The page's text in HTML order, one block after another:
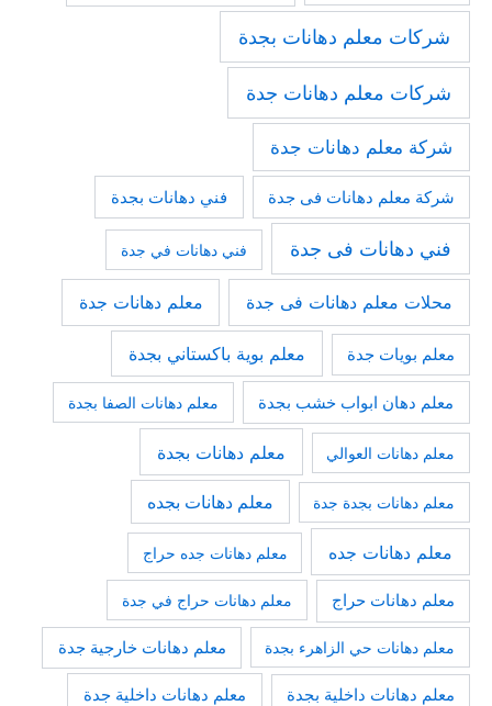
شركات معلم دهانات بجدة
شركات معلم دهانات جدة
شركة معلم دهانات جدة
شركة معلم دهانات فى جدة فني دهانات بجدة
فني دهانات فى جدة فني دهانات في جدة
محلات معلم دهانات فى جدة معلم دهانات جدة
معلم بويات جدة معلم بوية باكستاني بجدة
معلم دهان ابواب خشب بجدة معلم دهانات الصفا بجدة
معلم دهانات العوالي معلم دهانات بجدة
معلم دهانات بجدة جدة معلم دهانات بجده
معلم دهانات جده معلم دهانات جده حراج
معلم دهانات حراج معلم دهانات حراج في جدة
معلم دهانات حي الزاهرء بجدة معلم دهانات خارجية جدة
معلم دهانات داخلية بجدة معلم دهانات داخلية جدة